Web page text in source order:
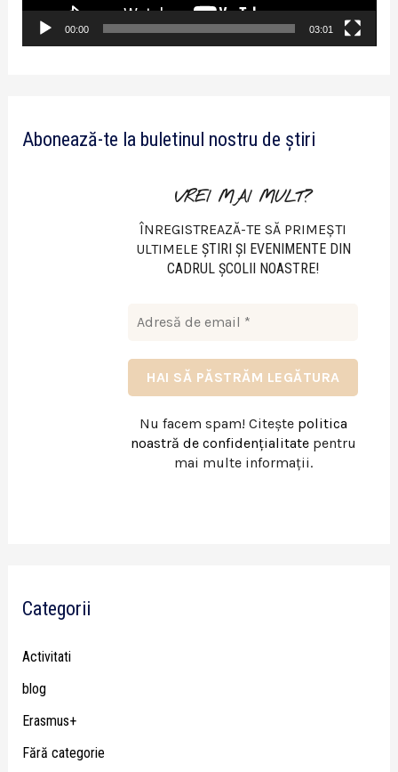
o
00:00 03:01
Abonează-te la buletinul nostru de știri
VREI MAI MULT?
ÎNREGISTREAZĂ-TE SĂ PRIMEȘTI
ULTIMELE ŞTIRI ŞI EVENIMENTE DIN
CADRUL ŞCOLII NOASTRE!
Nu facem spam! Citește politica
noastră de confidențialitatepentru
mai multe informații.
Categorii
Activitati
blog
Erasmus+
Fără categorie